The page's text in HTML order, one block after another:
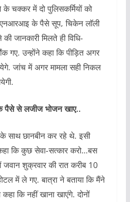
चक्कर में दो पुलिसकर्मियों को
के पैसे सूप, चिकेन लॉली
जानकारी मिलते ही विधि-
गए. उन्होंने कहा कि पीड़ित अगर
जांच में अगर मामला सही निकल
पैसे से लजीज भोजन खाए..
के साथ छानबीन कर रहे थे. इसी
कहा कि कुछ सेवा-सत्कार करो…बस
जवान शुक्रवार की रात करीब 10
में ले गए. बात्रा ने बताया कि मैंने
कि नहीं खाना खाएंगे. दोनों